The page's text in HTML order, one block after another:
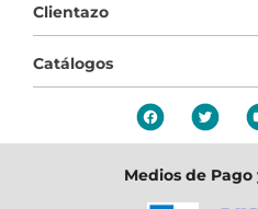
Clientazo
Catálogos
Medios de